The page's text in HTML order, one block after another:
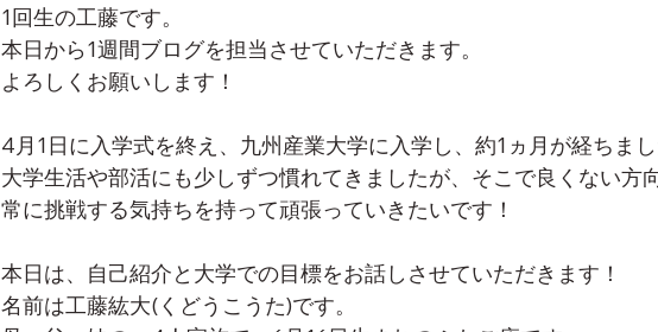
1回生の工藤です。
本日から1週間ブログを担当させていただきます。
よろしくお願いします！
4月1日に入学式を終え、九州産業大学に入学し、約1ヵ月が経ちまし
大学生活や部活にも少しずつ慣れてきましたが、そこで良くない方
常に挑戦する気持ちを持って頑張っていきたいです！
本日は、自己紹介と大学での目標をお話しさせていただきます！
名前は工藤紘大(くどうこうた)です。